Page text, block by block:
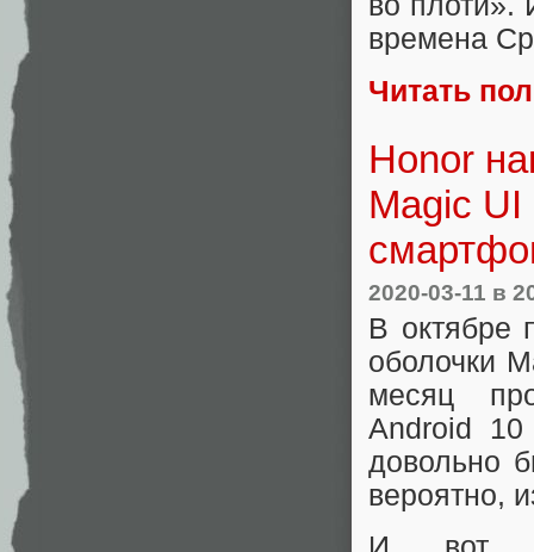
времена
Читать
Honor
Magic UI‌
2020-03-11 в
В октябре
оболочки
месяц
Android
довольно
вероятно,